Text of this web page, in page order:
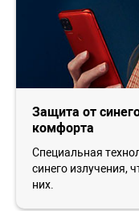
Защита от
комфорта
Специальная
синего излучения,
них.